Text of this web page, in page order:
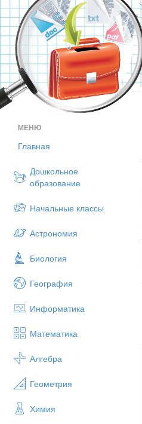
МЕНЮ
Главная
Дошкольное
образование
Начальные классы
Астрономия
Биология
География
Информатика
Математика
Алгебра
Геометрия
Химия